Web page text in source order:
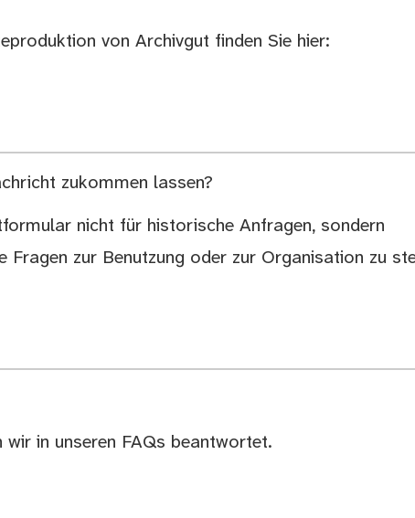
von Archivgut finden Sie hier:
zukommen lassen?
nicht für historische Anfragen, sondern
Fragen zur Benutzung oder zur Organisation zu
wir in unseren FAQs beantwortet.